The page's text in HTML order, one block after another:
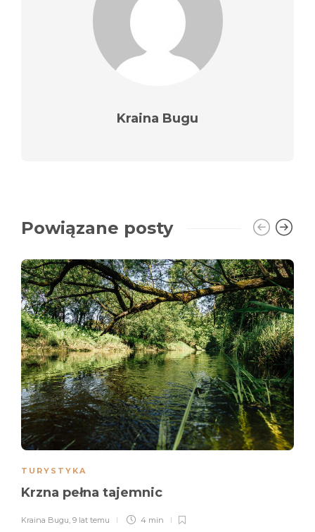
Kraina Bugu
Powiązane posty
TURYSTYKA
Krzna pełna tajemnic
Kraina Bugu, 9 lat temu 4 min